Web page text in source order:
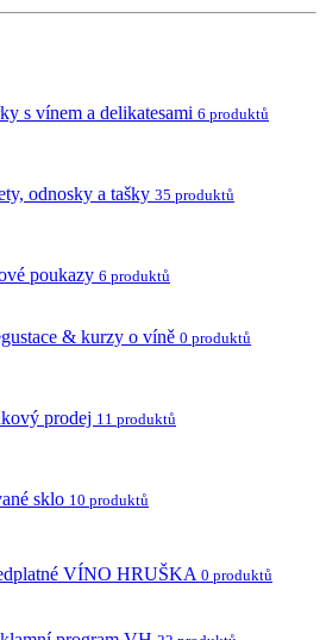
s vínem a delikatesami 6 produktů
odnosky a tašky 35 produktů
poukazy 6 produktů
& kurzy o víně 0 produktů
prodej 11 produktů
sklo 10 produktů
VÍNO HRUŠKA 0 produktů